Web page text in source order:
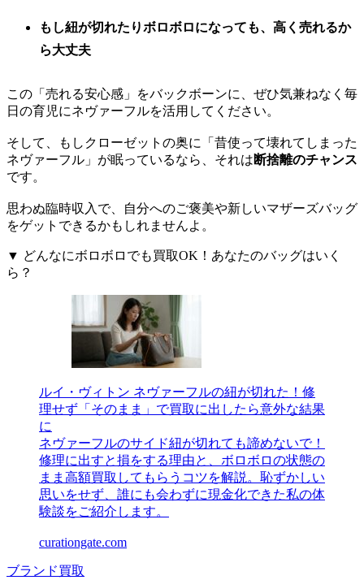
もし紐が切れたりボロボロになっても、高く売れるか
ら大丈夫
この「売れる安心感」をバックボーンに、ぜひ気兼ねなく毎
日の育児にネヴァーフルを活用してください。
そして、もしクローゼットの奥に「昔使って壊れてしまった
ネヴァーフル」が眠っているなら、それは断捨離のチャンス
です。
思わぬ臨時収入で、自分へのご褒美や新しいマザーズバッグ
をゲットできるかもしれませんよ。
▼ どんなにボロボロでも買取OK！あなたのバッグはいく
ら？
ルイ・ヴィトン ネヴァーフルの紐が切れた！修
理せず「そのまま」で買取に出したら意外な結果
に
ネヴァーフルのサイド紐が切れても諦めないで！
修理に出すと損をする理由と、ボロボロの状態の
まま高額買取してもらうコツを解説。恥ずかしい
思いをせず、誰にも会わずに現金化できた私の体
験談をご紹介します。
curationgate.com
ブランド買取